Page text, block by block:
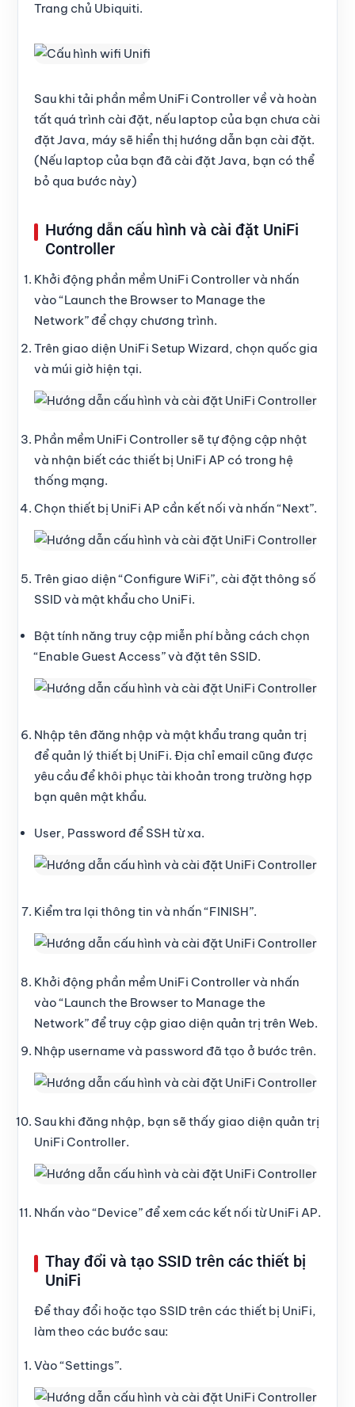
Trang chủ Ubiquiti.
Sau khi tải phần mềm UniFi Controller về và hoàn
tất quá trình cài đặt, nếu laptop của bạn chưa cài
đặt Java, máy sẽ hiển thị hướng dẫn bạn cài đặt.
(Nếu laptop của bạn đã cài đặt Java, bạn có thể
bỏ qua bước này)
Hướng dẫn cấu hình và cài đặt UniFi
Controller
Khởi động phần mềm UniFi Controller và nhấn
vào “Launch the Browser to Manage the
Network” để chạy chương trình.
Trên giao diện UniFi Setup Wizard, chọn quốc gia
và múi giờ hiện tại.
Phần mềm UniFi Controller sẽ tự động cập nhật
và nhận biết các thiết bị UniFi AP có trong hệ
thống mạng.
Chọn thiết bị UniFi AP cần kết nối và nhấn “Next”.
Trên giao diện “Configure WiFi”, cài đặt thông số
SSID và mật khẩu cho UniFi.
Bật tính năng truy cập miễn phí bằng cách chọn
“Enable Guest Access” và đặt tên SSID.
Nhập tên đăng nhập và mật khẩu trang quản trị
để quản lý thiết bị UniFi. Địa chỉ email cũng được
yêu cầu để khôi phục tài khoản trong trường hợp
bạn quên mật khẩu.
User, Password để SSH từ xa.
Kiểm tra lại thông tin và nhấn “FINISH”.
Khởi động phần mềm UniFi Controller và nhấn
vào “Launch the Browser to Manage the
Network” để truy cập giao diện quản trị trên Web.
Nhập username và password đã tạo ở bước trên.
Sau khi đăng nhập, bạn sẽ thấy giao diện quản trị
UniFi Controller.
Nhấn vào “Device” để xem các kết nối từ UniFi AP.
Thay đổi và tạo SSID trên các thiết bị
UniFi
Để thay đổi hoặc tạo SSID trên các thiết bị UniFi,
làm theo các bước sau:
Vào “Settings”.